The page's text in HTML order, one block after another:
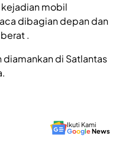
mobil
dibagian depan dan
.
di Satlantas
Ikuti Kami
GoogleNews